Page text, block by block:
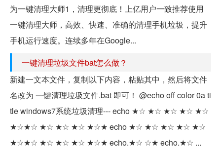
为一键清理大师1，清理更彻底！上亿用户一致推荐使用
一键清理大师，高效、快速、准确的清理手机垃圾，提升
手机运行速度。连续多年在Google...
一键清理垃圾文件bat怎么做？
新建一文本文件，复制以下内容，粘贴其中，然后将文件
名改为 一键清理垃圾文件.bat 即可！ @echo off color 0a ti
tle windows7系统垃圾清理--- echo ★☆ ★☆ ★☆ ★☆ ★☆
★☆★☆ ★☆ ★☆ ★☆ ★☆★ echo ★☆ ★☆ ★☆ ★☆ ★☆
★☆★☆ ★☆ ★☆ ★☆ ★☆★ echo.★☆ ☆★ echo.★☆ ...